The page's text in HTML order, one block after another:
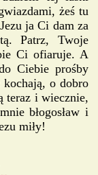
żeś tu
ja Ci dam za
Patrz, Twoje
Ci ofiaruje. A
Ciebie prośby
o dobro
teraz i wiecznie,
błogosław i
miły!